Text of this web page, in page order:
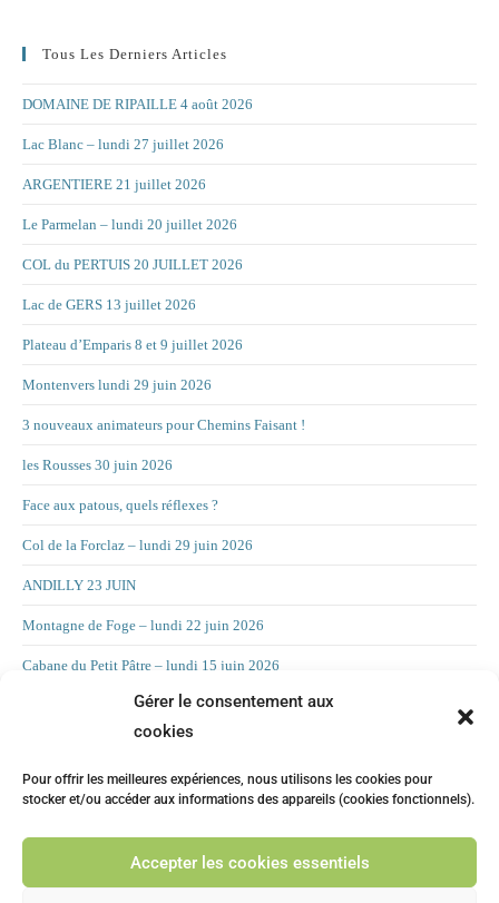
Gérer le consentement aux
cookies
Pour offrir les meilleures expériences, nous utilisons les cookies pour
stocker et/ou accéder aux informations des appareils (cookies fonctionnels).
Accepter les cookies essentiels
Tous Les Derniers Articles
DOMAINE DE RIPAILLE 4 août 2026
Lac Blanc – lundi 27 juillet 2026
ARGENTIERE 21 juillet 2026
Le Parmelan – lundi 20 juillet 2026
COL du PERTUIS 20 JUILLET 2026
Lac de GERS 13 juillet 2026
Plateau d’Emparis 8 et 9 juillet 2026
Montenvers lundi 29 juin 2026
3 nouveaux animateurs pour Chemins Faisant !
les Rousses 30 juin 2026
Face aux patous, quels réflexes ?
Col de la Forclaz – lundi 29 juin 2026
ANDILLY 23 JUIN
Montagne de Foge – lundi 22 juin 2026
Cabane du Petit Pâtre – lundi 15 juin 2026
La Croix d’Allant – lundi 8 juin 2026
LA CHAMBOTTE
CHILLY 19 MAI Suite